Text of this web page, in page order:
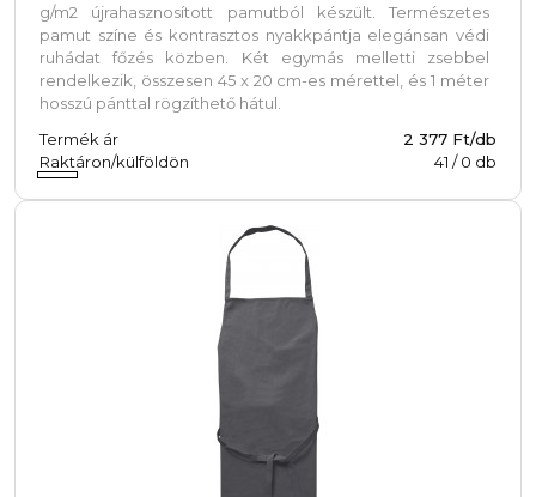
g/m2 újrahasznosított pamutból készült. Természetes
pamut színe és kontrasztos nyakkpántja elegánsan védi
ruhádat főzés közben. Két egymás melletti zsebbel
rendelkezik, összesen 45 x 20 cm-es mérettel, és 1 méter
hosszú pánttal rögzíthető hátul.
Termék ár
2 377 Ft/db
Raktáron/külföldön
41 /0 db